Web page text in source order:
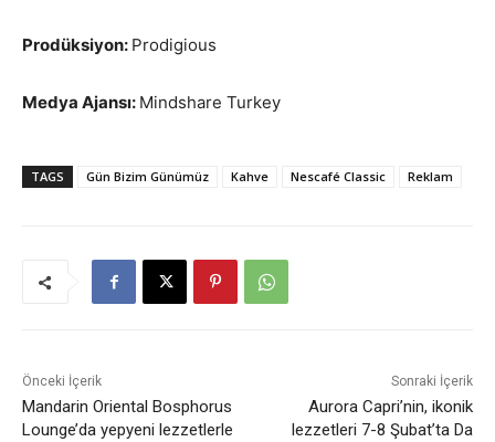
Prodüksiyon: Prodigious
Medya Ajansı: Mindshare Turkey
TAGS Gün Bizim Günümüz Kahve Nescafé Classic Reklam
Önceki İçerik
Mandarin Oriental Bosphorus
Lounge’da yepyeni lezzetlerle
Sonraki İçerik
Aurora Capri’nin, ikonik
lezzetleri 7-8 Şubat’ta Da